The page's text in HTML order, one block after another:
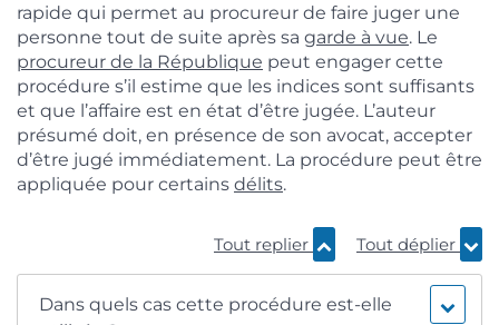
rapide qui permet au procureur de faire juger une
personne tout de suite après sa garde à vue. Le
procureur de la République peut engager cette
procédure s’il estime que les indices sont suffisants
et que l’affaire est en état d’être jugée. L’auteur
présumé doit, en présence de son avocat, accepter
d’être jugé immédiatement. La procédure peut être
appliquée pour certains délits.
Tout replier Tout déplier
Dans quels cas cette procédure est-elle